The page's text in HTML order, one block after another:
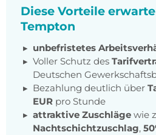
Diese Vorteile
Tempton
unbefristetes
Voller Schutz des
Deutschen
Bezahlung deutlich über
EUR pro Stunde
attraktive Zuschläge wie
Nachtschichtzuschlag,